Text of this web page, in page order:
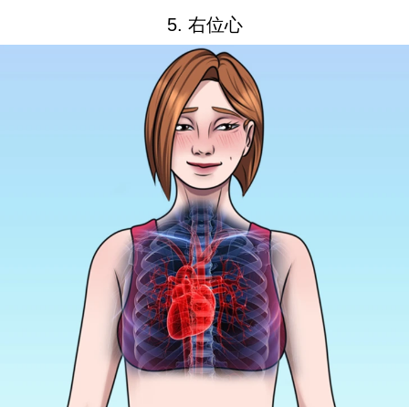
5. 右位心